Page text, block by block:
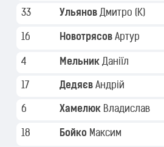
33 Ульянов Дмитро (K)
16 Новотрясов Артур
4 Мельник Даніїл
17 Дедяєв Андрій
6 Хамелюк Владислав
18 Бойко Максим